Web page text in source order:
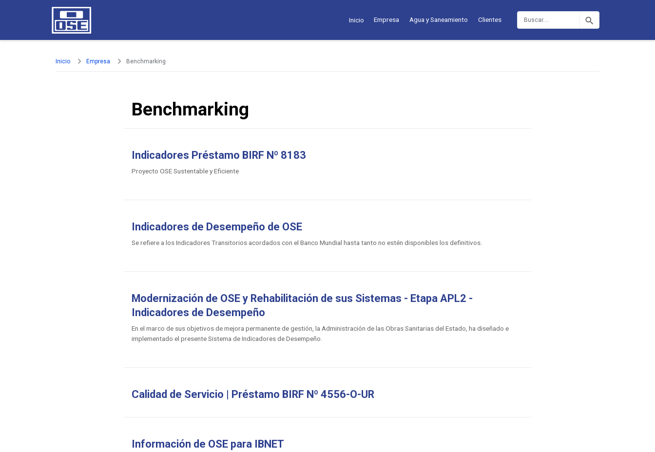
Pasar al contenido principal
Inicio Empresa Agua y Saneamiento Clientes Buscar
Inicio Empresa Benchmarking
Benchmarking
Indicadores Préstamo BIRF Nº 8183
Proyecto OSE Sustentable y Eficiente
Indicadores de Desempeño de OSE
Se refiere a los Indicadores Transitorios acordados con el Banco Mundial hasta tanto no estén disponibles los definitivos.
Modernización de OSE y Rehabilitación de sus Sistemas - Etapa APL2 -
Indicadores de Desempeño
En el marco de sus objetivos de mejora permanente de gestión, la Administración de las Obras Sanitarias del Estado, ha diseñado e
implementado el presente Sistema de Indicadores de Desempeño.
Calidad de Servicio | Préstamo BIRF Nº 4556-O-UR
Información de OSE para IBNET